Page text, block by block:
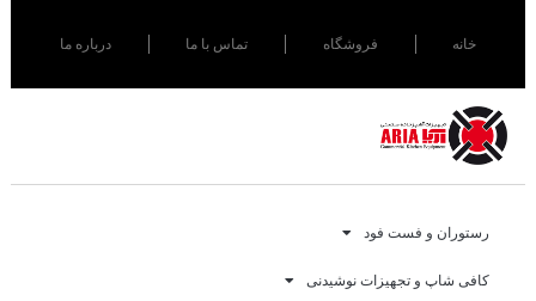
خانه فروشگاه تماس با ما درباره ما
رستوران و فست فود
کافی شاپ و تجهیزات نوشیدنی